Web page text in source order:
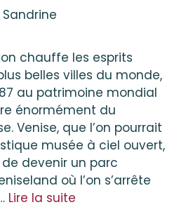
Sandrine
chauffe les esprits
belles villes du monde,
au patrimoine mondial
énormément du
Venise, que l’on pourrait
musée à ciel ouvert,
devenir un parc
où l’on s’arrête
Lire la suite